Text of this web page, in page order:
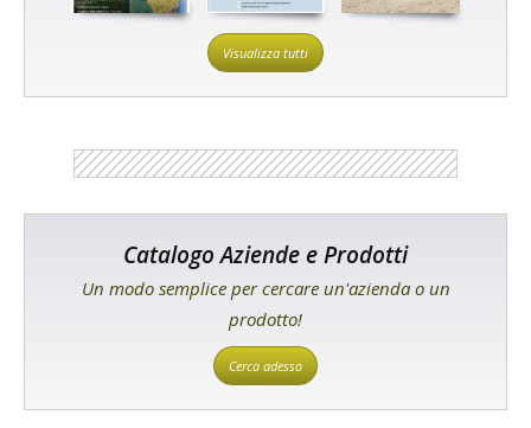
Visualizza tutti
Catalogo Aziende e Prodotti
Un modo semplice per cercare un'azienda o un
prodotto!
Cerca adesso